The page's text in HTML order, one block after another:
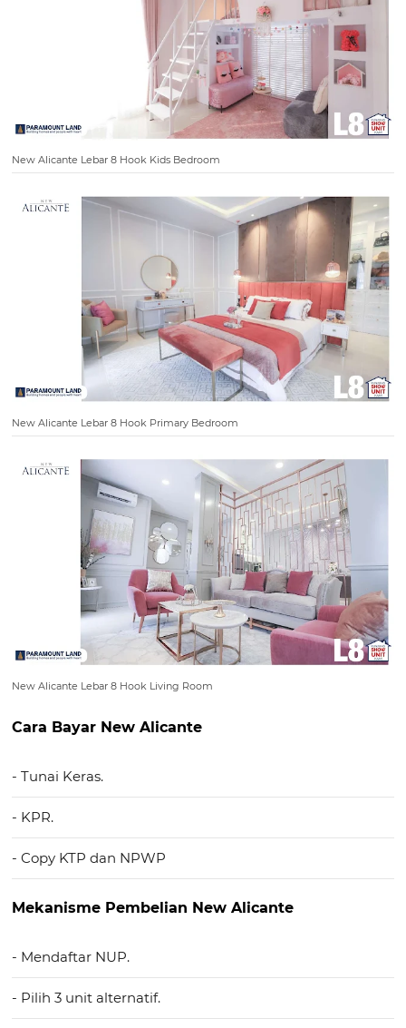
New Alicante Lebar 8 Hook Kids Bedroom
New Alicante Lebar 8 Hook Primary Bedroom
New Alicante Lebar 8 Hook Living Room
Cara Bayar New Alicante
- Tunai Keras.
- KPR.
- Copy KTP dan NPWP
Mekanisme Pembelian New Alicante
- Mendaftar NUP.
- Pilih 3 unit alternatif.